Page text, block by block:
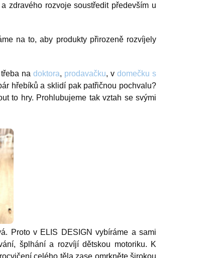
zdravého rozvoje soustředit především u
na to, aby produkty přirozeně rozvíjely
na doktora, prodavačku, v domečku s
hřebíků a sklidí pak patřičnou pochvalu?
to hry. Prohlubujeme tak vztah se svými
Proto v ELIS DESIGN vybíráme a sami
šplhání a rozvíjí dětskou motoriku. K
celého těla zase omrkněte širokou